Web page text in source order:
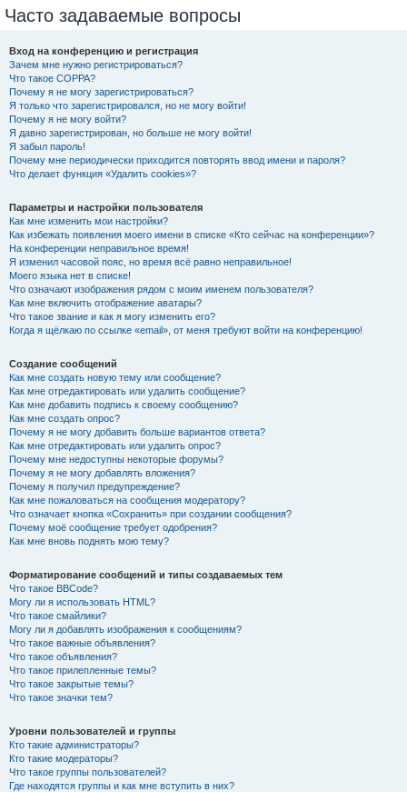
Часто задаваемые вопросы
Вход на конференцию и регистрация
Зачем мне нужно регистрироваться?
Что такое COPPA?
Почему я не могу зарегистрироваться?
Я только что зарегистрировался, но не могу войти!
Почему я не могу войти?
Я давно зарегистрирован, но больше не могу войти!
Я забыл пароль!
Почему мне периодически приходится повторять ввод имени и пароля?
Что делает функция «Удалить cookies»?
Параметры и настройки пользователя
Как мне изменить мои настройки?
Как избежать появления моего имени в списке «Кто сейчас на конференции»?
На конференции неправильное время!
Я изменил часовой пояс, но время всё равно неправильное!
Моего языка нет в списке!
Что означают изображения рядом с моим именем пользователя?
Как мне включить отображение аватары?
Что такое звание и как я могу изменить его?
Когда я щёлкаю по ссылке «email», от меня требуют войти на конференцию!
Создание сообщений
Как мне создать новую тему или сообщение?
Как мне отредактировать или удалить сообщение?
Как мне добавить подпись к своему сообщению?
Как мне создать опрос?
Почему я не могу добавить больше вариантов ответа?
Как мне отредактировать или удалить опрос?
Почему мне недоступны некоторые форумы?
Почему я не могу добавлять вложения?
Почему я получил предупреждение?
Как мне пожаловаться на сообщения модератору?
Что означает кнопка «Сохранить» при создании сообщения?
Почему моё сообщение требует одобрения?
Как мне вновь поднять мою тему?
Форматирование сообщений и типы создаваемых тем
Что такое BBCode?
Могу ли я использовать HTML?
Что такое смайлики?
Могу ли я добавлять изображения к сообщениям?
Что такое важные объявления?
Что такое объявления?
Что такое прилепленные темы?
Что такое закрытые темы?
Что такое значки тем?
Уровни пользователей и группы
Кто такие администраторы?
Кто такие модераторы?
Что такое группы пользователей?
Где находятся группы и как мне вступить в них?